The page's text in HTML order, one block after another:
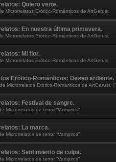
Quiero verte.
Microrrelatos Erótico-Románticos de ArtGerust
En nuestra última primavera.
Microrrelatos Erótico-Románticos de ArtGerust
Mi flor.
Microrrelatos Erótico-Románticos de ArtGerust
Erótico-Románticos: Deseo ardiente.
Microrrelatos Erótico-Románticos de ArtGerust.
Festival de sangre.
Microrrelatos de terror “Vampiros”
La marca.
Microrrelatos de terror “Vampiros”
Sentimiento de culpa.
Microrrelatos de terror “Vampiros”